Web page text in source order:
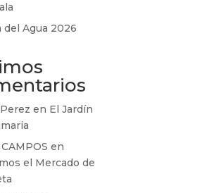
del Agua 2026
en El Jardín
en
el Mercado de